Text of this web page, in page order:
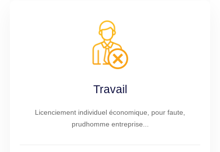
Travail
Licenciement individuel économique, pour faute,
prudhomme entreprise...